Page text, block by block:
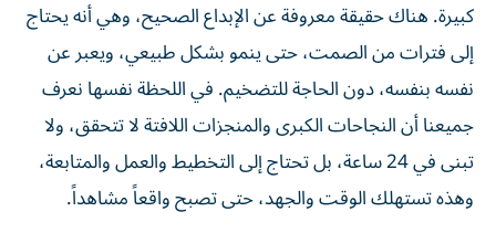
كبيرة. هناك حقيقة معروفة عن الإبداع الصحيح، وهي أنه يحتاج
إلى فترات من الصمت، حتى ينمو بشكل طبيعي، ويعبر عن
نفسه بنفسه، دون الحاجة للتضخيم. في اللحظة نفسها نعرف
جميعنا أن النجاحات الكبرى والمنجزات اللافتة لا تتحقق، ولا
تبنى في 24 ساعة، بل تحتاج إلى التخطيط والعمل والمتابعة،
وهذه تستهلك الوقت والجهد، حتى تصبح واقعاً مشاهداً.